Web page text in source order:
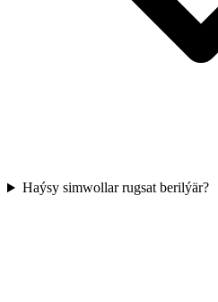
Haýsy simwollar rugsat berilýär?